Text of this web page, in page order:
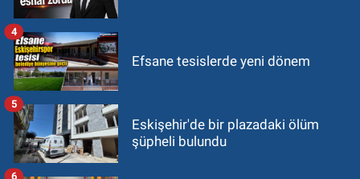
Efsane tesislerde yeni dönem
4
Eskişehir'de bir plazadaki ölüm
şüpheli bulundu
5
6